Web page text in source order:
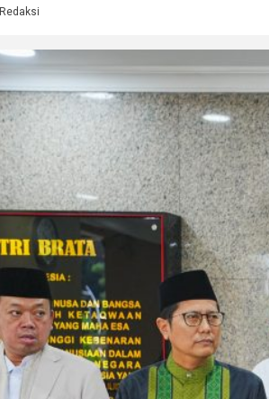
Redaksi